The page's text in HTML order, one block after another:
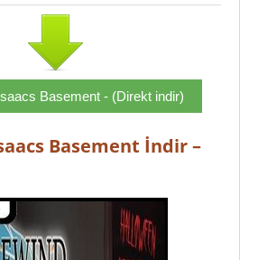
Basement - (Direkt indir)
Basement İndir –